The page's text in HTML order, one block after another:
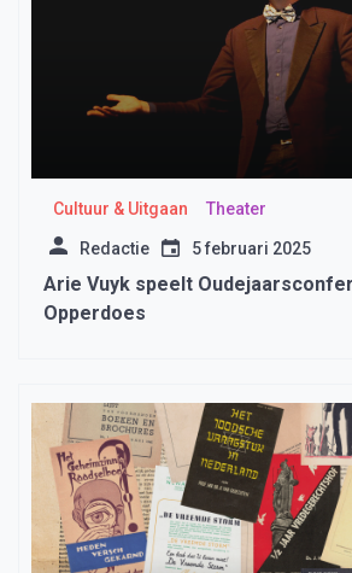
Cultuur & Uitgaan Theater
Redactie 5 februari 2025
Arie Vuyk speelt
Opperdoes